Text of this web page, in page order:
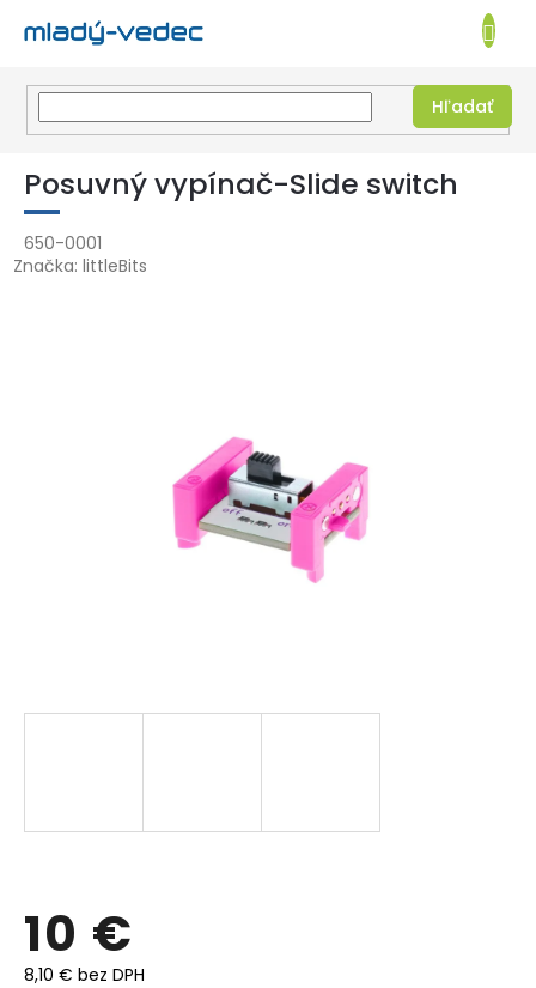
Prejsť
obsah
EUR
Hľadať
KOŠÍK
Posuvný vypínač-Slide switch
650-0001
Značka: littleBits
10 €
8,10 € bez DPH